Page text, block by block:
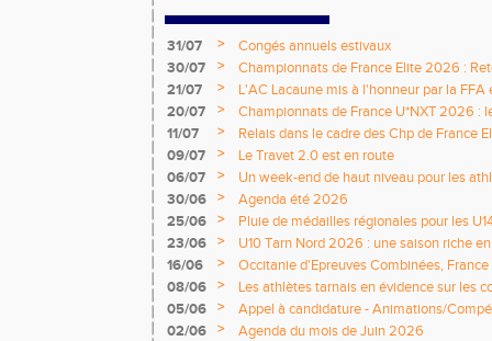
31/07 >
Congés annuels estivaux
30/07
>
Championnats de France Elite 2026 :
21/07
>
L'AC Lacaune mis à l'honneur par la
20/07
>
Championnats de France U*NXT 2026 :
titres nationaux !
11/07 >
Relais dans le cadre des Chp de France
09/07
>
Le Travet 2.0 est en route
06/07
>
Un week-end de haut niveau pour les
nationale
30/06 >
Agenda été 2026
25/06
>
Pluie de médailles régionales pour les
23/06
>
U10 Tarn Nord 2026 : une saison riche
émotions
16/06 >
Occitanie d'Epreuves Combinées,
National de Castres
08/06 >
Les athlètes tarnais en évidence sur les
05/06
>
Appel à candidature - Animations/
2026 / 2027
02/06 >
Agenda du mois de Juin 2026